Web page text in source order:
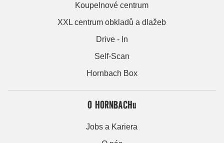
Koupelnové centrum
XXL centrum obkladů a dlažeb
Drive - In
Self-Scan
Hornbach Box
O HORNBACHu
Jobs a Kariera